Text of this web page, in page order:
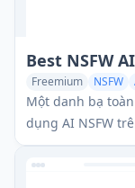
Best NSFW
Freemium NSFW
Một danh bạ
dụng AI NSFW
AI và nhiều hơn